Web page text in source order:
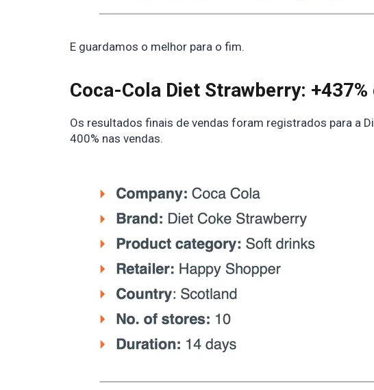
E guardamos o melhor para o fim.
Coca-Cola Diet Strawberry:
Os resultados finais de vendas foram registrados para a
400% nas vendas.